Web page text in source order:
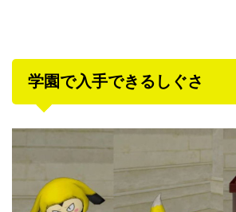
学園で入手できるしぐさ